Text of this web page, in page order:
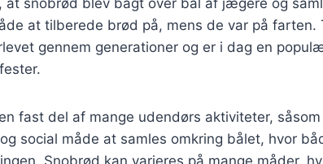
at tilberede brød på, mens de var på farten.
gennem generationer og er i dag en
fast del af mange udendørs aktiviteter,
social måde at samles omkring bålet, hvor
Snobrød kan varieres på mange måder,